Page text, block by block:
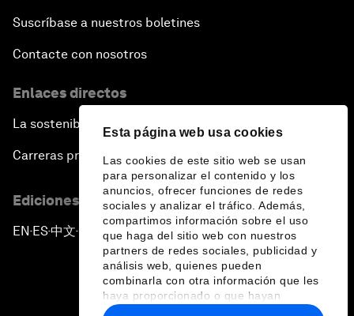
Esta página web usa cookies
Las cookies de este sitio web se usan
para personalizar el contenido y los
anuncios, ofrecer funciones de redes
sociales y analizar el tráfico. Además,
compartimos información sobre el uso
que haga del sitio web con nuestros
partners de redes sociales, publicidad y
análisis web, quienes pueden
combinarla con otra información que les
haya proporcionado o que hayan
recopilado a partir del uso que haya
Suscríbase a nuestros boletines
Contacte con nosotros
Enlaces directos
La sostenibilidad en el Foro
Carreras profesionales
Ediciones en otros idiomas
EN ▪ ES▪中文▪ 日本語